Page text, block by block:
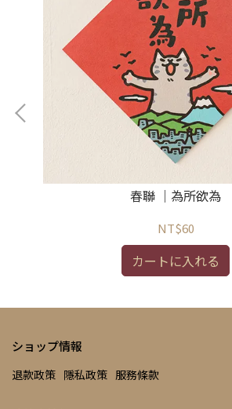
春聯 ｜為所欲為
NT$60
カートに入れる
ショップ情報
退款政策 隱私政策 服務條款